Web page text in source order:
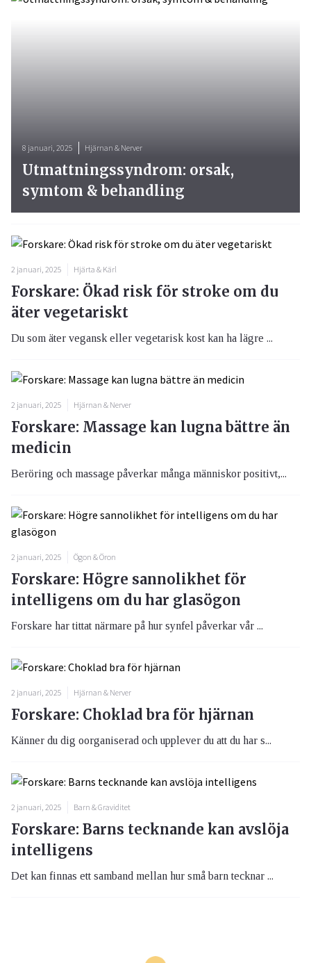
8 januari, 2025 Hjärnan & Nerver
Utmattningssyndrom: orsak,
symtom & behandling
2 januari, 2025 Hjärta & Kärl
Forskare: Ökad risk för stroke om du
äter vegetariskt
Du som äter vegansk eller vegetarisk kost kan ha lägre ...
2 januari, 2025 Hjärnan & Nerver
Forskare: Massage kan lugna bättre än
medicin
Beröring och massage påverkar många människor positivt,...
2 januari, 2025 Ögon & Öron
Forskare: Högre sannolikhet för
intelligens om du har glasögon
Forskare har tittat närmare på hur synfel påverkar vår ...
2 januari, 2025 Hjärnan & Nerver
Forskare: Choklad bra för hjärnan
Känner du dig oorganiserad och upplever du att du har s...
2 januari, 2025 Barn & Graviditet
Forskare: Barns tecknande kan avslöja
intelligens
Det kan finnas ett samband mellan hur små barn tecknar ...